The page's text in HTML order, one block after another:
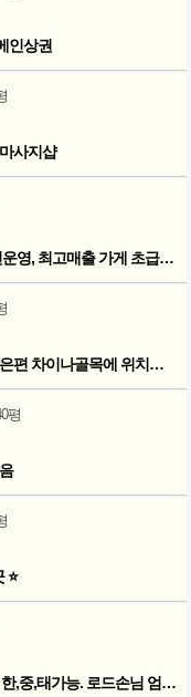
인상권
사지샵
강서구 최상급 태국샵 오토8년운영, 최고매출 가게 초급매!!!
중국분 환영! 성남중앙시장 맞은편 차이나골목에 위치한 마사지샵
평
⭐
안양 평촌역 먹자상권 중국샵. 한,중,태가능. 로드손님 엄청많아요!